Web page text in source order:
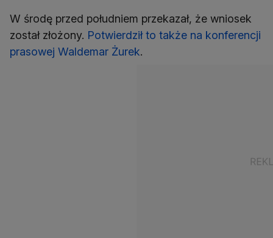
W środę przed południem przekazał, że wniosek
został złożony. Potwierdził to także na konferencji
prasowej Waldemar Żurek.